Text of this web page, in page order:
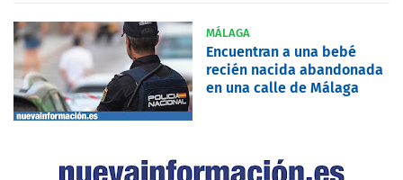
MÁLAGA
Encuentran a una bebé
recién nacida abandonada
en una calle de Málaga